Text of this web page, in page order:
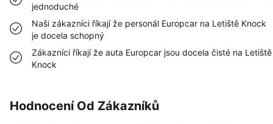
jednoduché
Naši zákazníci říkají že personál Europcar na Letiště Knock
je docela schopný
Zákazníci říkají že auta Europcar jsou docela čisté na Letiště
Knock
Hodnocení Od Zákazníků